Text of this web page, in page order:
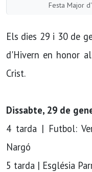
Festa Major
Els dies 29 i 30 de
d'Hivern en honor
Crist.
Dissabte, 29 de
4 tarda | Futbol:
Nargó
5 tarda | Església